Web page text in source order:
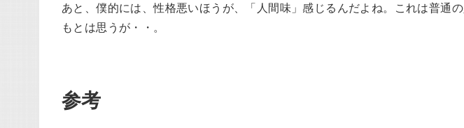
あと、僕的には、性格悪いほうが、「人間味」感じるんだよね。これは普通
もとは思うが・・。
参考